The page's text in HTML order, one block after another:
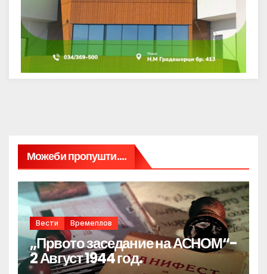
Можеби пропушти....
Вести Времеплов
„Првото заседание на АСНОМ“-
2 Август 1944 год.